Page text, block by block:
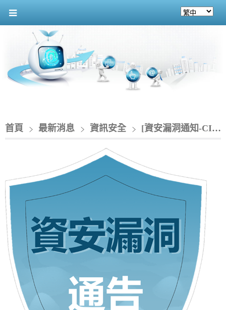
首頁 最新消息 資訊安全 [資安漏洞通知-CIO]__Juniper Junos OS 存在遠端執行程式碼漏洞